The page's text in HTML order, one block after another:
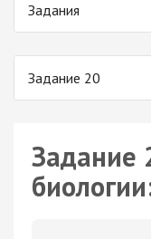
Задания
Задание 20
Задание